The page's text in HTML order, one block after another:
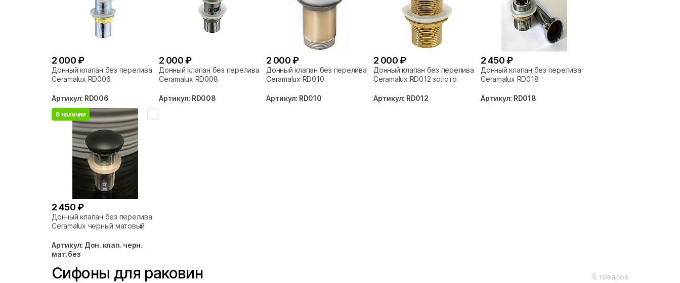
2 000 ₽
Донный клапан без перелива
Ceramalux RD006
Артикул: RD006
2 000 ₽
Донный клапан без перелива
Ceramalux RD008
Артикул: RD008
2 000 ₽
Донный клапан без перелива
Ceramalux RD010
Артикул: RD010
2 000 ₽
Донный клапан без перелива
Ceramalux RD012 золото
Артикул: RD012
2 450 ₽
Донный клапан без перелива
Ceramalux RD018
Артикул: RD018
В наличии
2 450 ₽
Донный клапан без перелива
Ceramalux черный матовый
Артикул: Дон. клап. черн.
мат.без
Сифоны для раковин 5 товаров